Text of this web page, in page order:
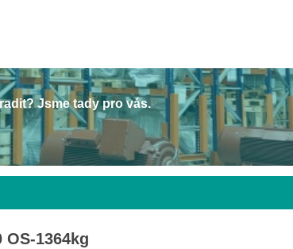
Jsme tady pro vás.
1364kg